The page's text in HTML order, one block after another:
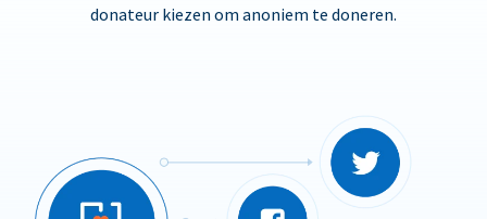
donateur kiezen om anoniem te doneren.